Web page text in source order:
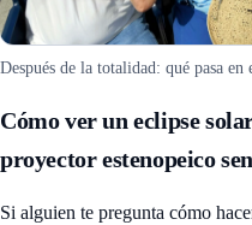
Después de la totalidad: qué pasa
Cómo ver un eclipse
proyector estenopeico
Si alguien te pregunta cómo